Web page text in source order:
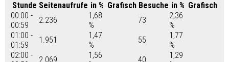
Stunde Seitenaufrufe in % Grafisch Besuche in % Grafisch
00:00 -
00:59
2.236
1,68
%
73
2,36
%
01:00 -
01:59
1.951
1,47
%
55
1,77
%
02:00 -
2.069
1,56
40
1,29